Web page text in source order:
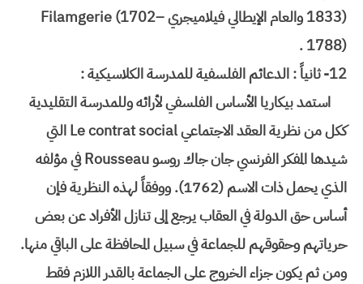
1833) والعام الإيطالي فيلاميجري Filamgerie (1702–
1788) .
12- ثانياً : الدعائم الفلسفية للمدرسة الكلاسيكية :
استمد بيكاريا الأساس الفلسفي لأرائه وللمدرسة التقليدية
ككل من نظرية العقد الاجتماعي Le contrat social التي
شيدها المفكر الفرنسي جان جاك روسو Rousseau في مؤلفه
الذي يحمل ذات الاسم (1762). ووفقاً لهذه النظرية فإن
أساس حق الدولة في العقاب يرجع إلى تنازل الأفراد عن بعض
حرياتهم وحقوقهم للجماعة في سبيل المحافظة على الباقي منها.
ومن ثم يكون جزاء الخروج على الجماعة بالقدر اللازم فقط